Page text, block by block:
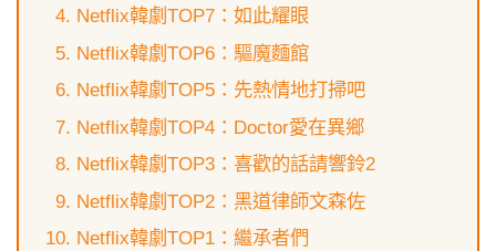
Netflix韓劇TOP7：如此耀眼
Netflix韓劇TOP6：驅魔麵館
Netflix韓劇TOP5：先熱情地打掃吧
Netflix韓劇TOP4：Doctor愛在異鄉
Netflix韓劇TOP3：喜歡的話請響鈴2
Netflix韓劇TOP2：黑道律師文森佐
Netflix韓劇TOP1：繼承者們